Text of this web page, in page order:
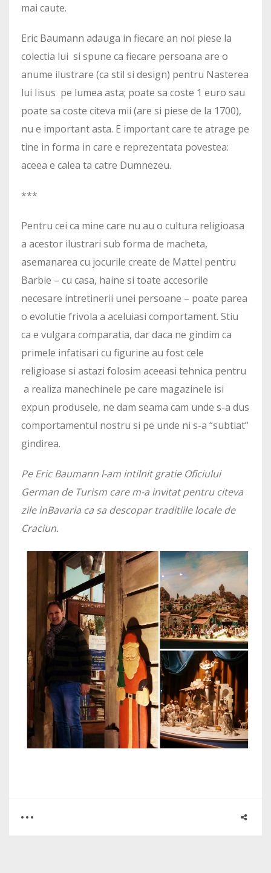
mai caute.
Eric Baumann adauga in fiecare an noi piese la
colectia lui si spune ca fiecare persoana are o
anume ilustrare (ca stil si design) pentru Nasterea
lui Iisus pe lumea asta; poate sa coste 1 euro sau
poate sa coste citeva mii (are si piese de la 1700),
nu e important asta. E important care te atrage pe
tine in forma in care e reprezentata povestea:
aceea e calea ta catre Dumnezeu.
***
Pentru cei ca mine care nu au o cultura religioasa
a acestor ilustrari sub forma de macheta,
asemanarea cu jocurile create de Mattel pentru
Barbie – cu casa, haine si toate accesorile
necesare intretinerii unei persoane – poate parea
o evolutie frivola a aceluiasi comportament. Stiu
ca e vulgara comparatia, dar daca ne gindim ca
primele infatisari cu figurine au fost cele
religioase si astazi folosim aceeasi tehnica pentru
a realiza manechinele pe care magazinele isi
expun produsele, ne dam seama cam unde s-a dus
comportamentul nostru si pe unde ni s-a “subtiat”
gindirea.
Pe Eric Baumann l-am intilnit gratie Oficiului
German de Turism care m-a invitat pentru citeva
zile inBavaria ca sa descopar traditiile locale de
Craciun.